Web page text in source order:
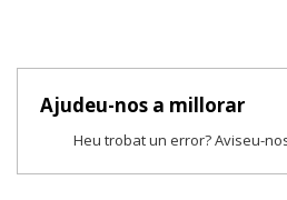
Ajudeu-nos a millorar
Heu trobat un error? Aviseu-